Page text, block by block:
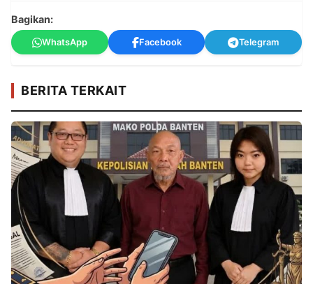
Bagikan:
WhatsApp Facebook Telegram
BERITA TERKAIT